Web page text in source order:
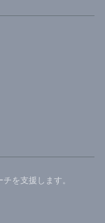
を支援します。